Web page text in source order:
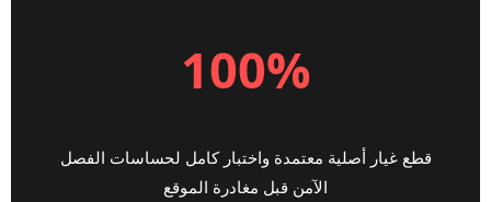
100%
قطع غيار أصلية معتمدة واختبار كامل لحساسات الفصل
الآمن قبل مغادرة الموقع